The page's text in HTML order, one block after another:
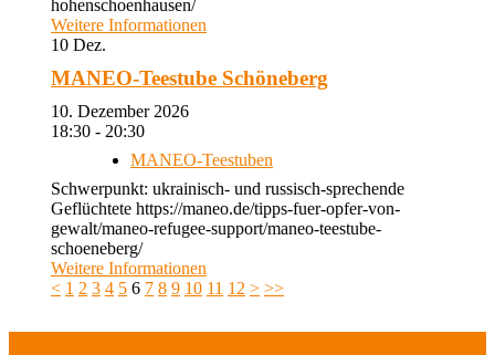
hohenschoenhausen/
Weitere Informationen
10 Dez.
MANEO-Teestube Schöneberg
10. Dezember 2026
18:30 - 20:30
MANEO-Teestuben
Schwerpunkt: ukrainisch- und russisch-sprechende
Geflüchtete https://maneo.de/tipps-fuer-opfer-von-
gewalt/maneo-refugee-support/maneo-teestube-
schoeneberg/
Weitere Informationen
< 1 2 3 4 5 6 7 8 9 10 11 12 > >>